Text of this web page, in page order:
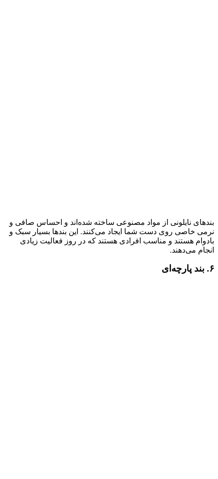
بندهای نایلونی از مواد مصنوعی ساخته شده‌اند و احساس صافی و
نرمی خاصی روی دست شما ایجاد می‌کنند. این بندها بسیار سبک و
بادوام هستند و مناسب افرادی هستند که در روز فعالیت زیادی
انجام می‌دهند.
۶. بند پارچه‌ای